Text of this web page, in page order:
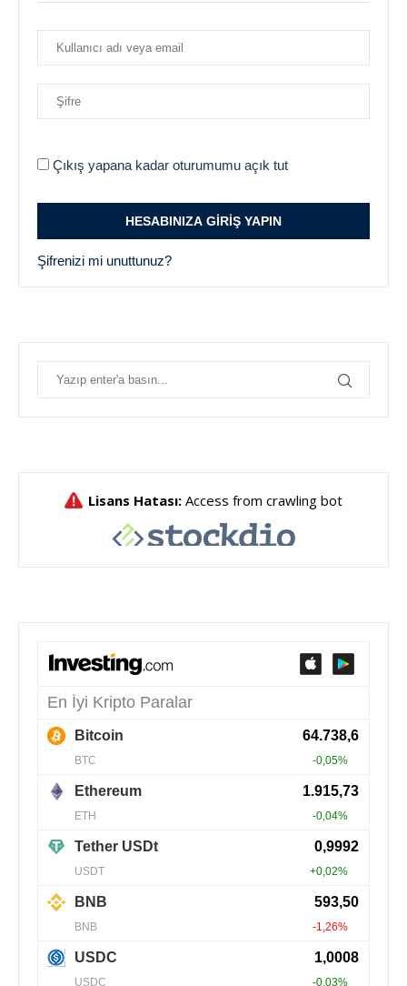
Çıkış yapana kadar oturumumu açık tut
Şifrenizi mi unuttunuz?